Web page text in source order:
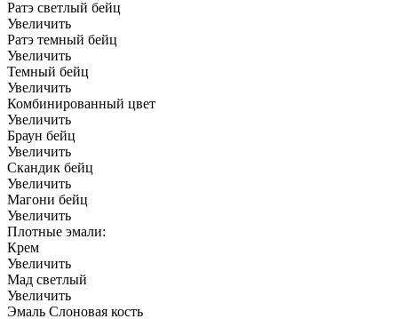
Ратэ светлый бейц
Увеличить
Ратэ темный бейц
Увеличить
Темный бейц
Увеличить
Комбинированный цвет
Увеличить
Браун бейц
Увеличить
Скандик бейц
Увеличить
Магони бейц
Увеличить
Плотные эмали:
Крем
Увеличить
Мад светлый
Увеличить
Эмаль Слоновая кость